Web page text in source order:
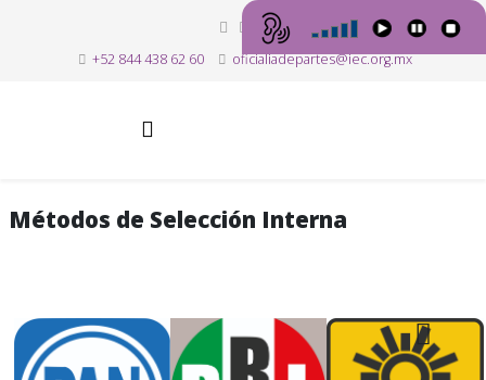
+52 844 438 62 60 oficialiadepartes@iec.org.mx
Métodos de Selección Interna